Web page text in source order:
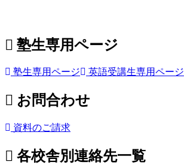
塾生専用ページ
塾生専用ページ 英語受講生専用ページ
お問合わせ
資料のご請求
各校舎別連絡先一覧